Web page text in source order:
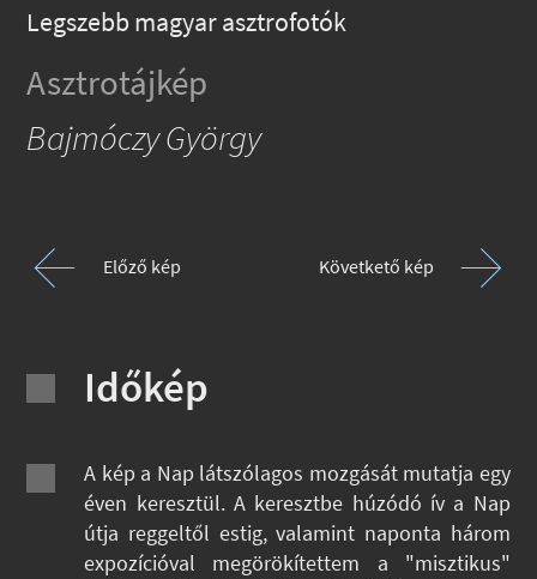
Legszebb magyar asztrofotók
Asztrotájkép
Bajmóczy György
Előző kép Követkető kép
Időkép
A kép a Nap látszólagos mozgását mutatja egy
éven keresztül. A keresztbe húzódó ív a Nap
útja reggeltől estig, valamint naponta három
expozícióval megörökítettem a "misztikus"